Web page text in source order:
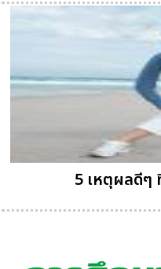
5 เหตุผลดีๆ